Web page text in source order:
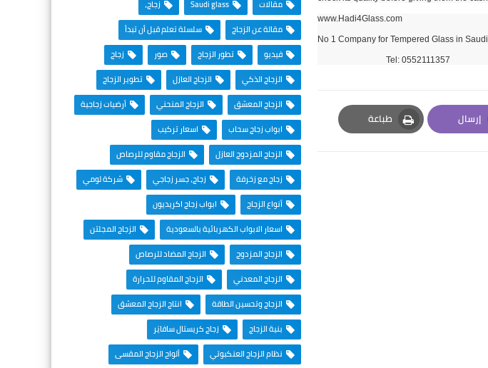
www.Hadi4Glass.com
Tel: 0552111357
إرسال
Email
طباعة
Print
مقالات Saudi glass
زجاج،
مقالة عن الزجاج
سلسلة تعلم قبل أن تبدأ
فيديو
تطور الزجاج صور
زجاج
الزجاج الذكي
الزجاج العازل
تطوير الزجاج
الزجاج المعشق
الزجاج المنحني
أرضيات زجاجية
ابواب زجاج سحاب
اسعار تركيب
الزجاج المزدوج العازل
الزجاج مقاوم للرصاص
زجاج مع زخرفة
زجاج، جسر زجاجي
شركة لومي
أنواع الزجاج
ابواب زجاج اكريديون
اسعار الابواب الكهربائية بالسعودية
الزجاج المجلتن
الزجاج المزدوج
الزجاج المضاد للرصاص
الزجاج المعدني
الزجاج المقاوم للحرارة
الزجاج وتحسين الطاقة
انتاج الزجاج المعشق
بنية الزجاج
زجاج كريستال سافايَر
نظام الزجاج العنكبوتي
ألواح الزجاج المقسى